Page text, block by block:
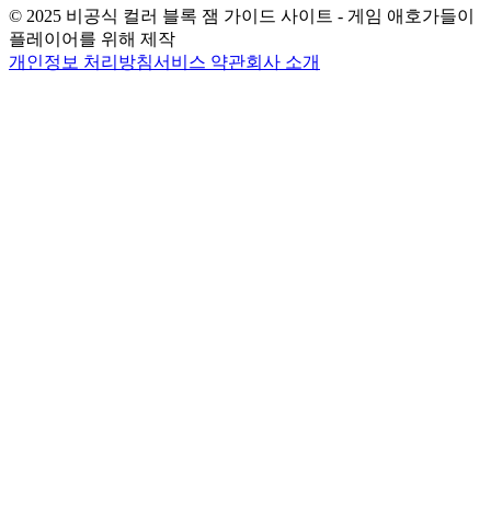
© 2025 비공식 컬러 블록 잼 가이드 사이트 - 게임 애호가들이
플레이어를 위해 제작
개인정보 처리방침서비스 약관회사 소개